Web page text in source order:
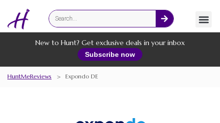
New to Hunt? Get exclusive deals in your inbox
Subscribe now
HuntMeReviews > Expondo DE